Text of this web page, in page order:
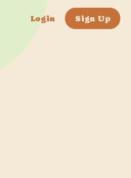
Login Sign Up